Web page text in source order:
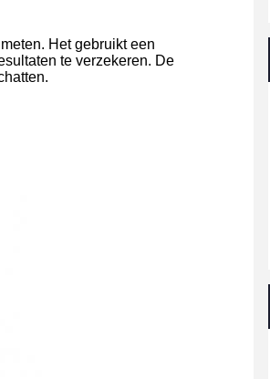
Het gebruikt een
te verzekeren. De